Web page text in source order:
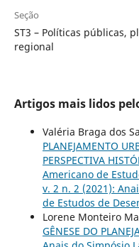
Seção
ST3 – Políticas públicas,
regional
Artigos mais lidos
Valéria Braga dos
PLANEJAMENTO
PERSPECTIVA
Americano de
v. 2 n. 2 (2021):
de Estudos de
Lorene Monteiro
GÊNESE DO